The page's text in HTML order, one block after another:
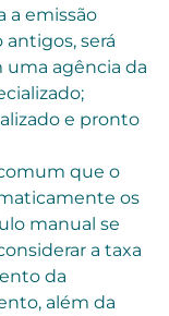
a emissão
será
uma agência da
e pronto
que o
os
manual se
a taxa
da
além da